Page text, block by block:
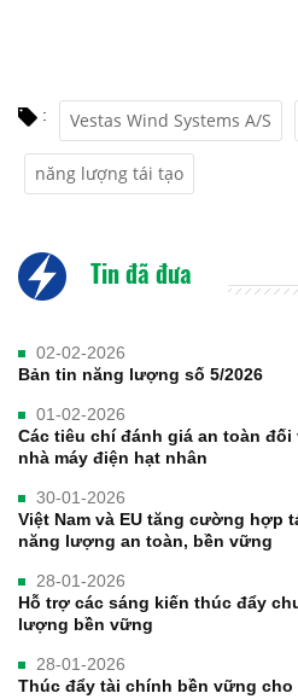
: Vestas Wind Systems A/S
năng lượng tái tạo
Tin đã đưa
02-02-2026
Bản tin năng lượng số 5/2026
01-02-2026
Các tiêu chí đánh giá an toàn đối
nhà máy điện hạt nhân
30-01-2026
Việt Nam và EU tăng cường hợp
năng lượng an toàn, bền vững
28-01-2026
Hỗ trợ các sáng kiến thúc đẩy
lượng bền vững
28-01-2026
Thúc đẩy tài chính bền vững cho